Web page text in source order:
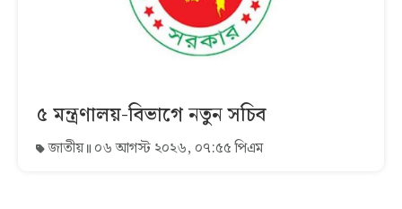
৫ মন্ত্রণালয়-বিভাগে নতুন সচিব
জাতীয় ০৬ আগস্ট ২০২৬, ০৭:৫৫ পিএম